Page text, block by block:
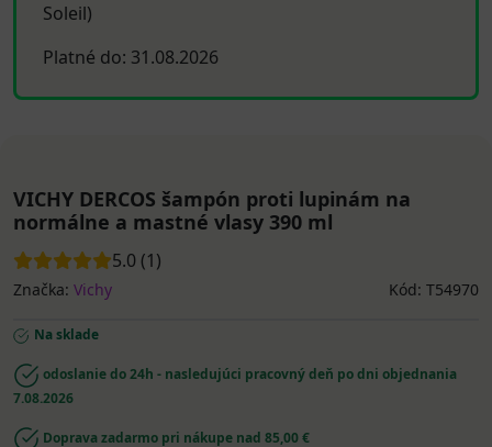
Soleil)
Platné do: 31.08.2026
VICHY DERCOS šampón proti lupinám na
normálne a mastné vlasy 390 ml
5.0 (1)
Značka: Vichy Kód: T54970
Na sklade
odoslanie do 24h - nasledujúci pracovný deň po dni objednania
7.08.2026
Doprava zadarmo pri nákupe nad 85,00 €